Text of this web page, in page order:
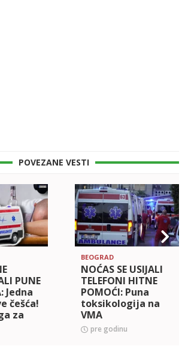
POVEZANE VESTI
PUNE
Jedna
češća!
za
BEOGRAD
NOĆAS SE USIJALI
TELEFONI HITNE
POMOĆI: Puna
toksikologija na
VMA
pre godinu